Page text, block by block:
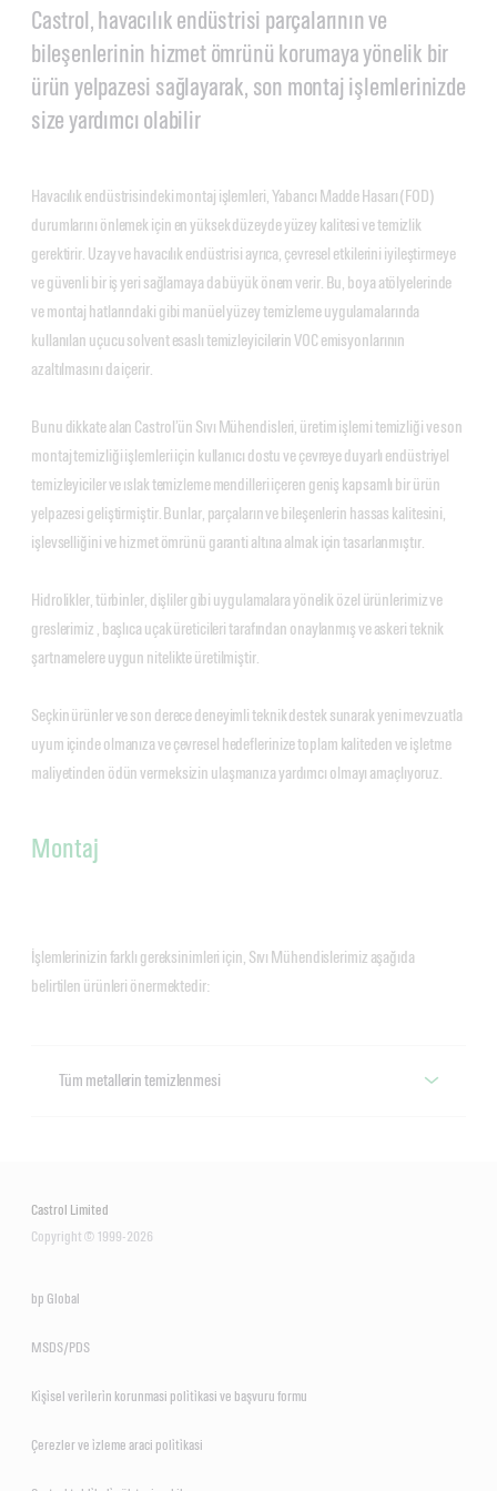
Castrol, havacılık endüstrisi parçalarının ve
bileşenlerinin hizmet ömrünü korumaya yönelik bir
ürün yelpazesi sağlayarak, son montaj işlemlerinizde
size yardımcı olabilir
Havacılık endüstrisindeki montaj işlemleri, Yabancı Madde Hasarı (FOD)
durumlarını önlemek için en yüksek düzeyde yüzey kalitesi ve temizlik
gerektirir. Uzay ve havacılık endüstrisi ayrıca, çevresel etkilerini iyileştirmeye
ve güvenli bir iş yeri sağlamaya da büyük önem verir. Bu, boya atölyelerinde
ve montaj hatlarındaki gibi manüel yüzey temizleme uygulamalarında
kullanılan uçucu solvent esaslı temizleyicilerin VOC emisyonlarının
azaltılmasını da içerir.
Bunu dikkate alan Castrol’ün Sıvı Mühendisleri, üretim işlemi temizliği ve son
montaj temizliği işlemleri için kullanıcı dostu ve çevreye duyarlı endüstriyel
temizleyiciler ve ıslak temizleme mendilleri içeren geniş kapsamlı bir ürün
yelpazesi geliştirmiştir. Bunlar, parçaların ve bileşenlerin hassas kalitesini,
işlevselliğini ve hizmet ömrünü garanti altına almak için tasarlanmıştır.
Hidrolikler, türbinler, dişliler gibi uygulamalara yönelik özel ürünlerimiz ve
greslerimiz , başlıca uçak üreticileri tarafından onaylanmış ve askeri teknik
şartnamelere uygun nitelikte üretilmiştir.
Seçkin ürünler ve son derece deneyimli teknik destek sunarak yeni mevzuatla
uyum içinde olmanıza ve çevresel hedeflerinize toplam kaliteden ve işletme
maliyetinden ödün vermeksizin ulaşmanıza yardımcı olmayı amaçlıyoruz.
Montaj
İşlemlerinizin farklı gereksinimleri için, Sıvı Mühendislerimiz aşağıda
belirtilen ürünleri önermektedir:
Tüm metallerin temizlenmesi
Geniş bir temizleme ekipmanı yelpazesi için metal işleme yapılmış
masrafları azaltmaya, üretkenliği artırmaya ve temiz, güvenli bir
Castrol Limited
Copyright © 1999-2026
bp Global
MSDS/PDS
Ki̇şi̇sel veri̇leri̇n korunmasi poli̇ti̇kasi ve başvuru formu
Çerezler ve i̇zleme araci poli̇ti̇kasi